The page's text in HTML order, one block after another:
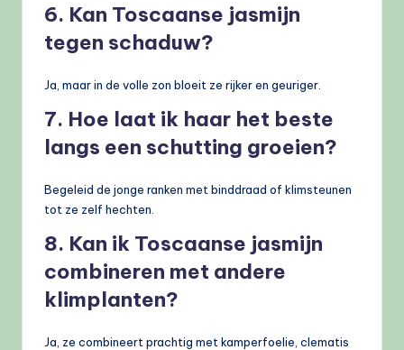
6. Kan Toscaanse jasmijn
tegen schaduw?
Ja, maar in de volle zon bloeit ze rijker en geuriger.
7. Hoe laat ik haar het beste
langs een schutting groeien?
Begeleid de jonge ranken met binddraad of klimsteunen
tot ze zelf hechten.
8. Kan ik Toscaanse jasmijn
combineren met andere
klimplanten?
Ja, ze combineert prachtig met kamperfoelie, clematis